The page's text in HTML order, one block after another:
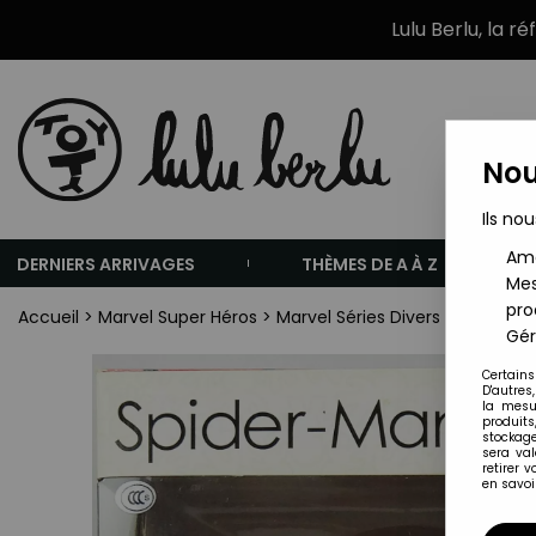
Lulu Berlu, la
DERNIERS ARRIVAGES THÈMES DE A À Z
Accueil > Marvel Super Héros > Marvel Séries Divers Marvel
Ils
la
sera
retirer
en